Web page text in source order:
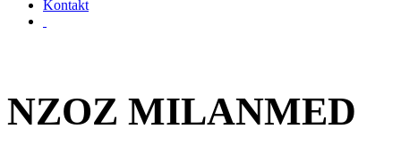
Kontakt
NZOZ MILANMED